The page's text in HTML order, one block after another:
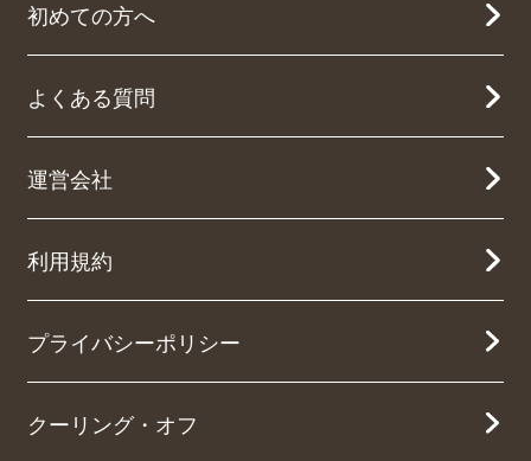
初めての方へ
よくある質問
運営会社
利用規約
プライバシーポリシー
クーリング・オフ